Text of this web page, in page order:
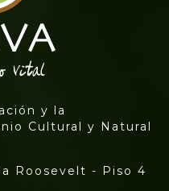
y la
Cultural y Natural
Roosevelt - Piso 4